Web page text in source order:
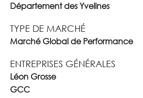
Département des Yvelines
TYPE DE MARCHÉ
Marché Global de Performance
ENTREPRISES GÉNÉRALES
Léon Grosse
GCC